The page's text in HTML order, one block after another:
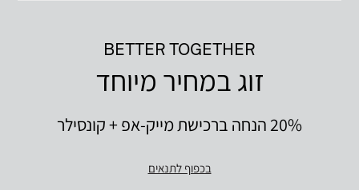
BETTER TOGETHER
זוג במחיר מיוחד
20% הנחה ברכישת מייק-אפ + קונסילר
בכפוף לתנאים